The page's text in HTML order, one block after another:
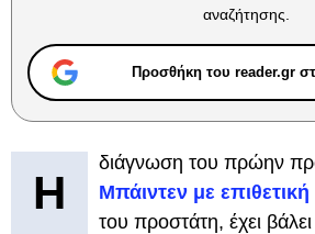
αναζήτησης.
Προσθήκη του reader.gr
Η
διάγνωση του πρώην
Μπάιντεν με
του προστάτη, έχει